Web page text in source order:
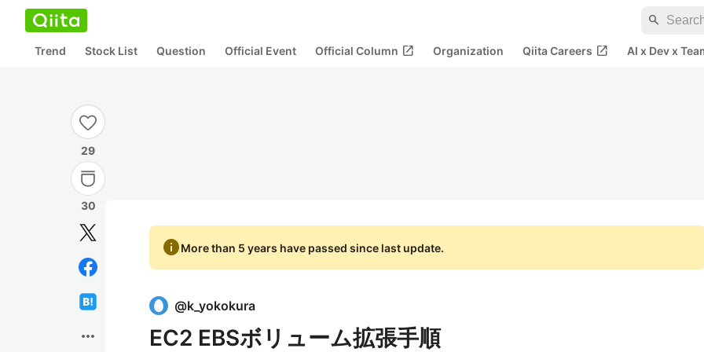
search
Trend Stock List Question Official Event Official Column open_in_new Organization Qiita Careers open_in_new AI x Dev x
29
30
more_horiz
infoMore than 5 years have passed since last update.
@k_yokokura
EC2 EBSボリューム拡張手順